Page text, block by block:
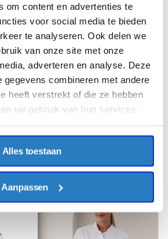
om content en advertenties te
voor social media te bieden
te analyseren. Ook delen we
van onze site met onze
adverteren en analyse. Deze
gegevens combineren met andere
heeft verstrekt of die ze hebben
uw gebruik van hun services.
Alles toestaan
Aanpassen
Haen
Haen zorgjas met rits Cora
€48,81
Excl. BTW
Sale